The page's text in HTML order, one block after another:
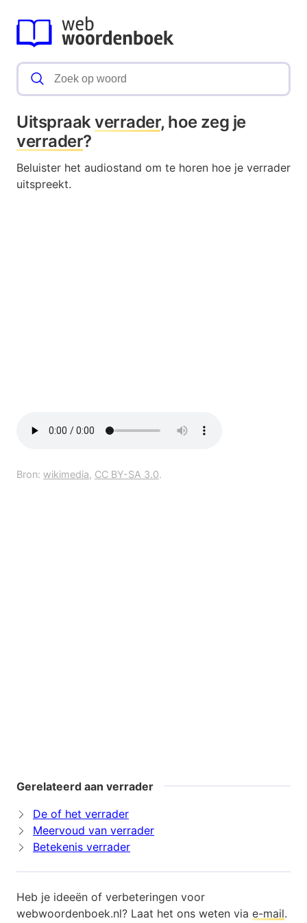
Uitspraakverrader, hoe zeg je
verrader?
Beluister het audiostand om te horen hoe je verrader
uitspreekt.
Bron: wikimedia, CC BY-SA 3.0.
Gerelateerd aan verrader
De of het verrader
Meervoud van verrader
Betekenis verrader
Heb je ideeën of verbeteringen voor
webwoordenboek.nl? Laat het ons weten via e-mail.